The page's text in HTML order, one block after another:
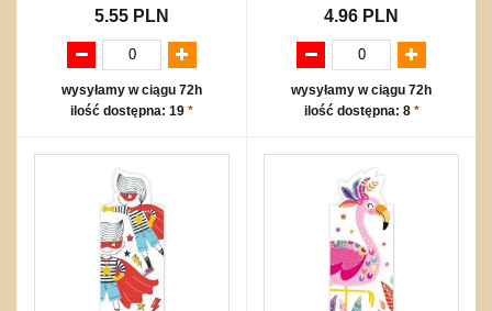
5.55 PLN
wysyłamy w ciągu 72h
ilość dostępna: 19 *
4.96 PLN
wysyłamy w ciągu 72h
ilość dostępna: 8 *